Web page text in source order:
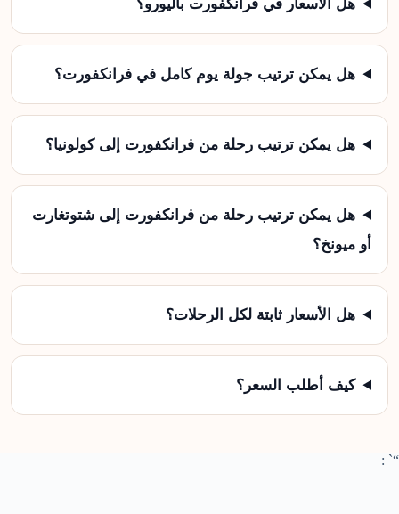
هل الأسعار في فرانكفورت باليورو؟
هل يمكن ترتيب جولة يوم كامل في فرانكفورت؟
هل يمكن ترتيب رحلة من فرانكفورت إلى كولونيا؟
هل يمكن ترتيب رحلة من فرانكفورت إلى شتوتغارت
أو ميونخ؟
هل الأسعار ثابتة لكل الرحلات؟
كيف أطلب السعر؟
“` :